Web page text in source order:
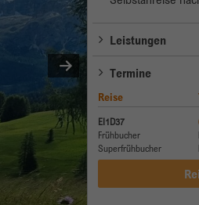
Leistungen
Termine
Reise
EI1D37
Frühbucher
Superfrühbucher